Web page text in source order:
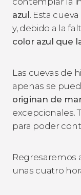
azul. Esta
y, debido a la
color azul que
Las cuevas de
apenas se
originan de
excepcionales.
para poder
Regresaremos
unas cuatro